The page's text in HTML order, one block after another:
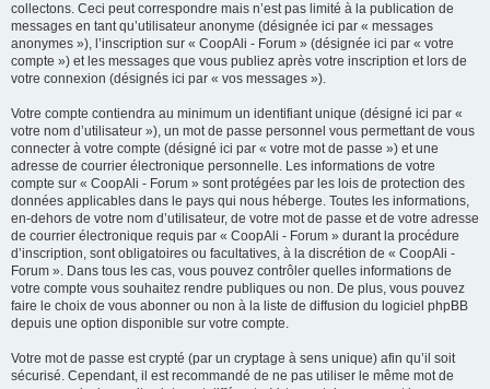
collectons. Ceci peut correspondre mais n’est pas limité à la publication de
messages en tant qu’utilisateur anonyme (désignée ici par « messages
anonymes »), l’inscription sur « CoopAli - Forum » (désignée ici par « votre
compte ») et les messages que vous publiez après votre inscription et lors de
votre connexion (désignés ici par « vos messages »).
Votre compte contiendra au minimum un identifiant unique (désigné ici par «
votre nom d’utilisateur »), un mot de passe personnel vous permettant de vous
connecter à votre compte (désigné ici par « votre mot de passe ») et une
adresse de courrier électronique personnelle. Les informations de votre
compte sur « CoopAli - Forum » sont protégées par les lois de protection des
données applicables dans le pays qui nous héberge. Toutes les informations,
en-dehors de votre nom d’utilisateur, de votre mot de passe et de votre adresse
de courrier électronique requis par « CoopAli - Forum » durant la procédure
d’inscription, sont obligatoires ou facultatives, à la discrétion de « CoopAli -
Forum ». Dans tous les cas, vous pouvez contrôler quelles informations de
votre compte vous souhaitez rendre publiques ou non. De plus, vous pouvez
faire le choix de vous abonner ou non à la liste de diffusion du logiciel phpBB
depuis une option disponible sur votre compte.
Votre mot de passe est crypté (par un cryptage à sens unique) afin qu’il soit
sécurisé. Cependant, il est recommandé de ne pas utiliser le même mot de